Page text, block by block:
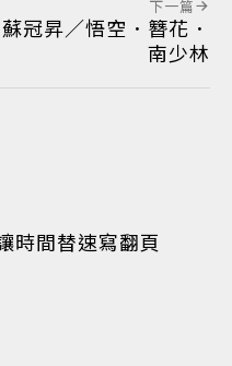
下一篇
蘇冠昇／悟空．簪花．
南少林
時間替速寫翻頁